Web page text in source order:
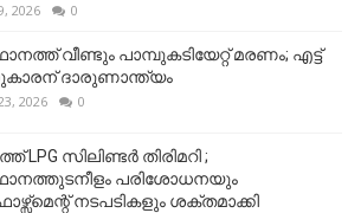
2026 0
വീണ്ടും പാമ്പുകടിയേറ്റ് മരണം; എട്ട്
ദാരുണാന്ത്യം
2026 0
LPG സിലിണ്ടർ തിരിമറി ;
പരിശോധനയും
നടപടികളും ശക്തമാക്കി